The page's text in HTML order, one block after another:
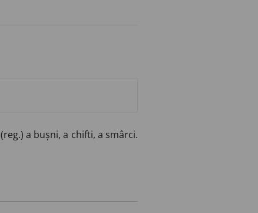
(reg.) a bușni, a chifti, a smârci.